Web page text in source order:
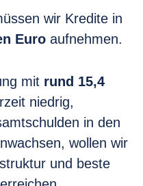
wir Kredite in
Euro aufnehmen.
mit rund 15,4
niedrig,
in den
wollen wir
und beste